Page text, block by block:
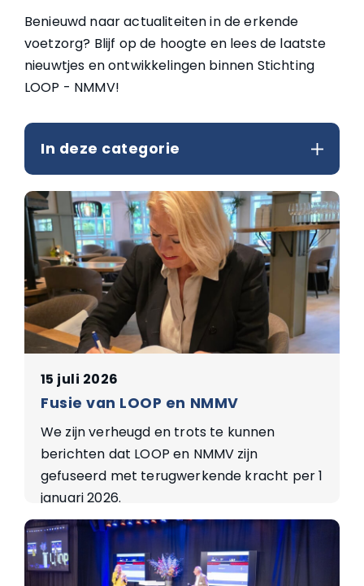
Benieuwd naar actualiteiten in de erkende
voetzorg? Blijf op de hoogte en lees de laatste
nieuwtjes en ontwikkelingen binnen Stichting
LOOP - NMMV!
In deze categorie
15 juli 2026
Fusie van LOOP en NMMV
We zijn verheugd en trots te kunnen
berichten dat LOOP en NMMV zijn
gefuseerd met terugwerkende kracht per 1
januari 2026.